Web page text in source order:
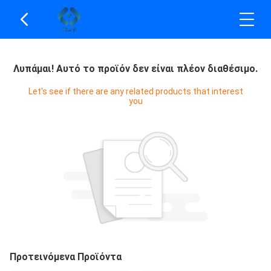
Λυπάμαι! Αυτό το προϊόν δεν είναι πλέον διαθέσιμο.
Let's see if there are any related products that interest
you
Προτεινόμενα Προϊόντα